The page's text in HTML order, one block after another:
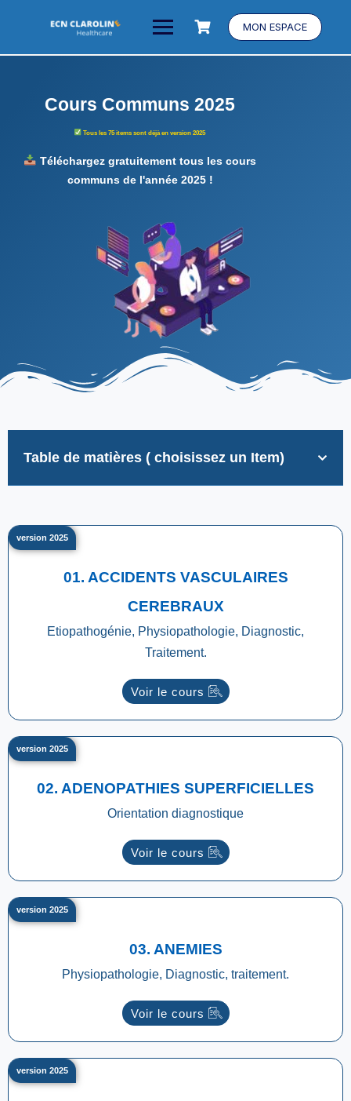
MON ESPACE
Cours Communs 2025
Tous les 75 items sont déjà en version 2025
Téléchargez gratuitement tous les cours
communs de l'année 2025 !
Table de matières ( choisissez un Item)
01. ACCIDENTS VASCULAIRES
CEREBRAUX
Etiopathogénie, Physiopathologie, Diagnostic,
Traitement.
Voir le cours
version 2025
02. ADENOPATHIES SUPERFICIELLES
Orientation diagnostique
Voir le cours
version 2025
03. ANEMIES
Physiopathologie, Diagnostic, traitement.
Voir le cours
version 2025
version 2025